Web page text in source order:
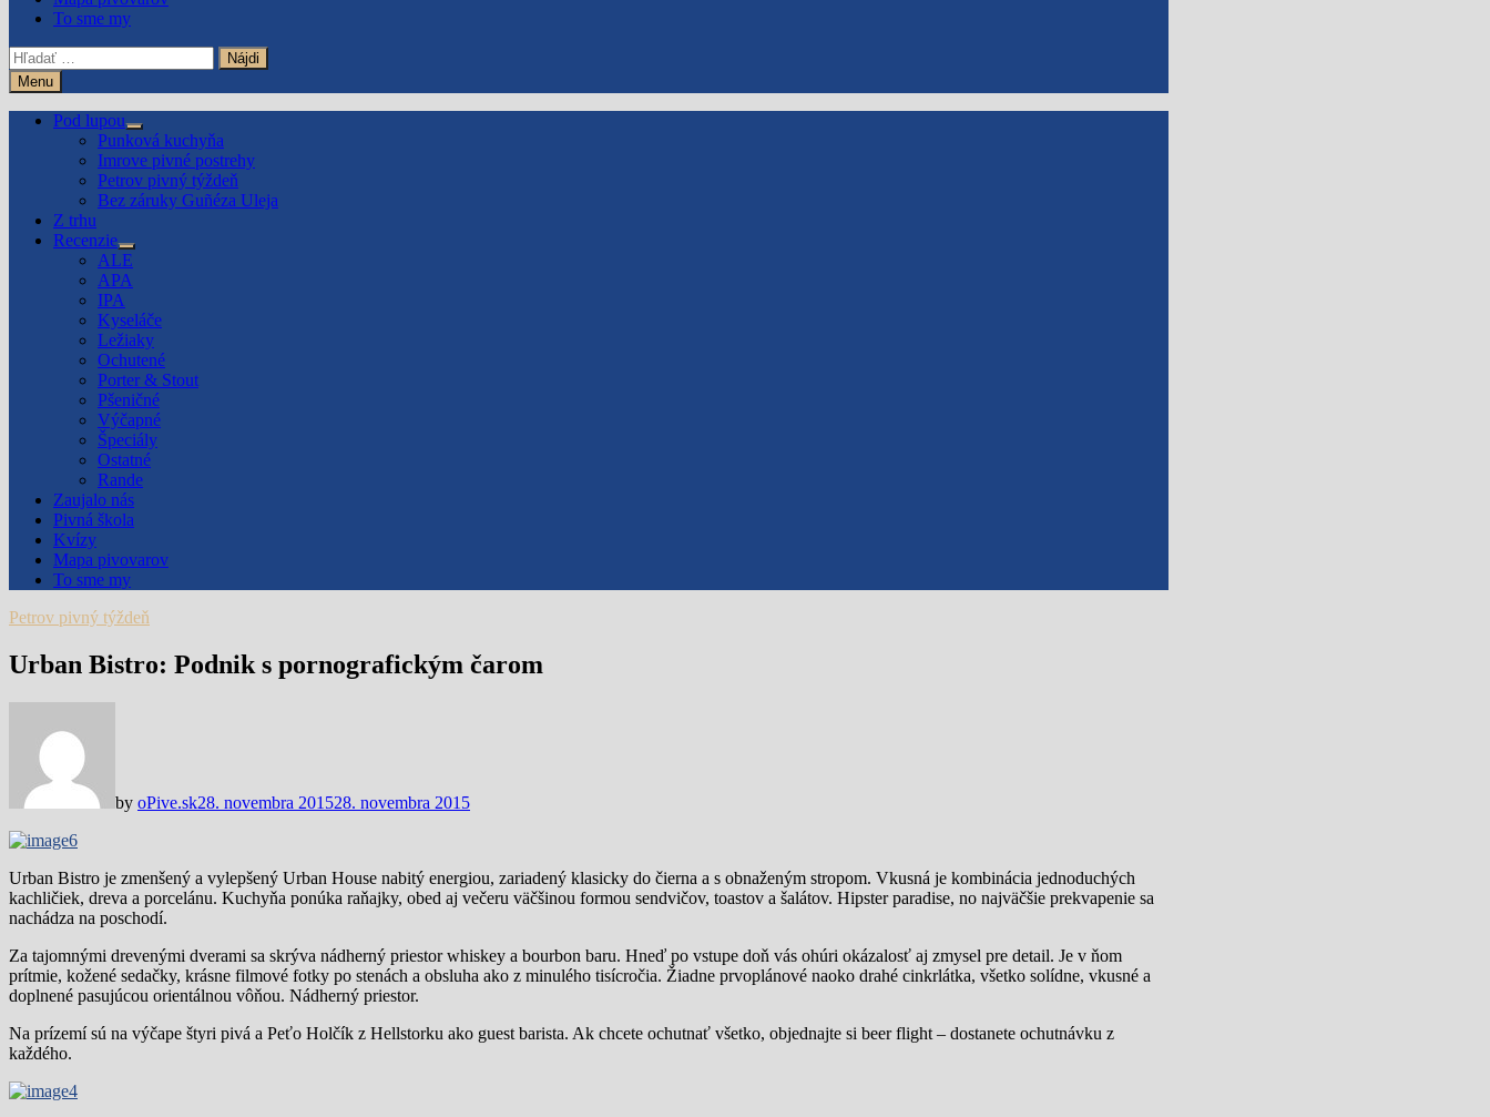
To sme my
Hľadať:
Menu
Pod lupou
Show
sub
menu
Punková kuchyňa
Imrove pivné postrehy
Petrov pivný týždeň
Bez záruky Guñéza Uleja
Z trhu
Recenzie
Show
sub
menu
ALE
APA
IPA
Kyseláče
Ležiaky
Ochutené
Porter & Stout
Pšeničné
Výčapné
Špeciály
Ostatné
Rande
Zaujalo nás
Pivná škola
Kvízy
Mapa pivovarov
To sme my
Petrov pivný týždeň
Urban Bistro: Podnik s pornografickým čarom
by oPive.sk28. novembra 201528. novembra 2015
Urban Bistro je zmenšený a vylepšený Urban House nabitý energiou, zariadený klasicky do čierna a s obnaženým stropom. Vkusná je kombinácia jednoduchých
kachličiek, dreva a porcelánu. Kuchyňa ponúka raňajky, obed aj večeru väčšinou formou sendvičov, toastov a šalátov. Hipster paradise, no najväčšie prekvapenie sa
nachádza na poschodí.
Za tajomnými drevenými dverami sa skrýva nádherný priestor whiskey a bourbon baru. Hneď po vstupe doň vás ohúri okázalosť aj zmysel pre detail. Je v ňom
prítmie, kožené sedačky, krásne filmové fotky po stenách a obsluha ako z minulého tisícročia. Žiadne prvoplánové naoko drahé cinkrlátka, všetko solídne, vkusné a
doplnené pasujúcou orientálnou vôňou. Nádherný priestor.
Na prízemí sú na výčape štyri pivá a Peťo Holčík z Hellstorku ako guest barista. Ak chcete ochutnať všetko, objednajte si beer flight – dostanete ochutnávku z
každého.